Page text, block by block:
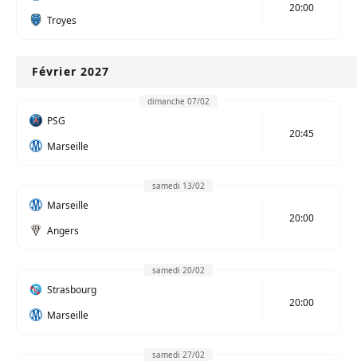
Troyes
20:00
Février 2027
dimanche 07/02
PSG
Marseille
20:45
samedi 13/02
Marseille
Angers
20:00
samedi 20/02
Strasbourg
Marseille
20:00
samedi 27/02